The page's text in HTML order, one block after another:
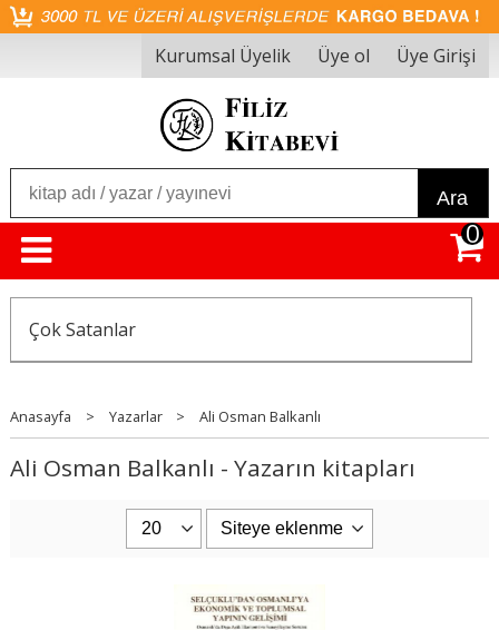
Kurumsal Üyelik Üye ol Üye Girişi
Ara
0
Çok Satanlar
Anasayfa > Yazarlar > Ali Osman Balkanlı
Ali Osman Balkanlı - Yazarın kitapları